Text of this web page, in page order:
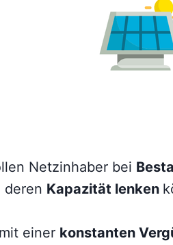
Netzinhaber bei
deren Kapazität lenken
mit einer konstanten